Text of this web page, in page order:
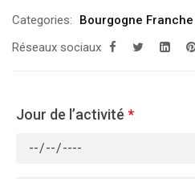
Categories: Bourgogne
Réseaux sociaux
Jour de l’activité *